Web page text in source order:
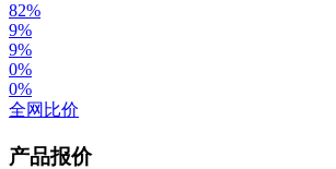
82%
9%
9%
0%
0%
全网比价
产品报价